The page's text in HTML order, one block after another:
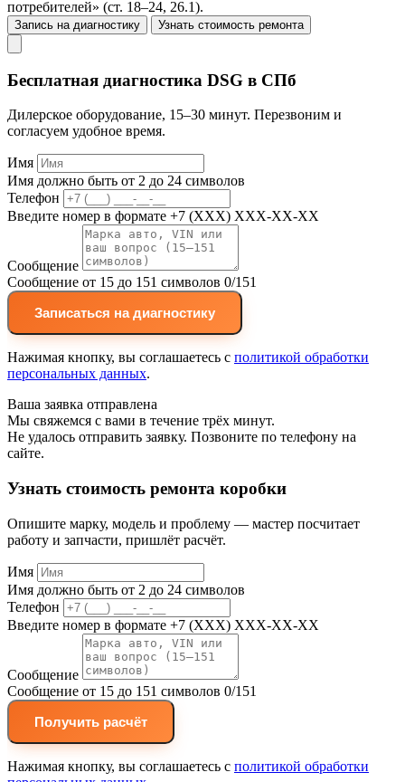
потребителей» (ст. 18–24, 26.1).
Запись на диагностику Узнать стоимость ремонта
Бесплатная диагностика DSG в СПб
Дилерское оборудование, 15–30 минут. Перезвоним и
согласуем удобное время.
Имя
Имя должно быть от 2 до 24 символов
Телефон
Введите номер в формате +7 (XXX) XXX-XX-XX
Сообщение
Сообщение от 15 до 151 символов 0/151
Записаться на диагностику
Нажимая кнопку, вы соглашаетесь с политикой обработки
персональных данных.
Ваша заявка отправлена
Мы свяжемся с вами в течение трёх минут.
Не удалось отправить заявку. Позвоните по телефону на
сайте.
Узнать стоимость ремонта коробки
Опишите марку, модель и проблему — мастер посчитает
работу и запчасти, пришлёт расчёт.
Имя
Имя должно быть от 2 до 24 символов
Телефон
Введите номер в формате +7 (XXX) XXX-XX-XX
Сообщение
Сообщение от 15 до 151 символов 0/151
Получить расчёт
Нажимая кнопку, вы соглашаетесь с политикой обработки